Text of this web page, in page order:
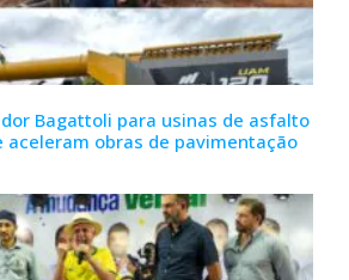
Bagattoli para usinas de asfalto
aceleram obras de pavimentação